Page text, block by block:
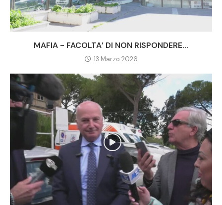
MAFIA - FACOLTA’ DI NON RISPONDERE...
13 Marzo 2026